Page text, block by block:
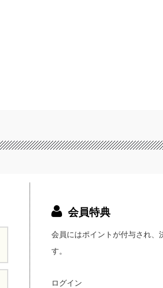
会員特典
会員にはポイントが付与され、
す。
ログイン